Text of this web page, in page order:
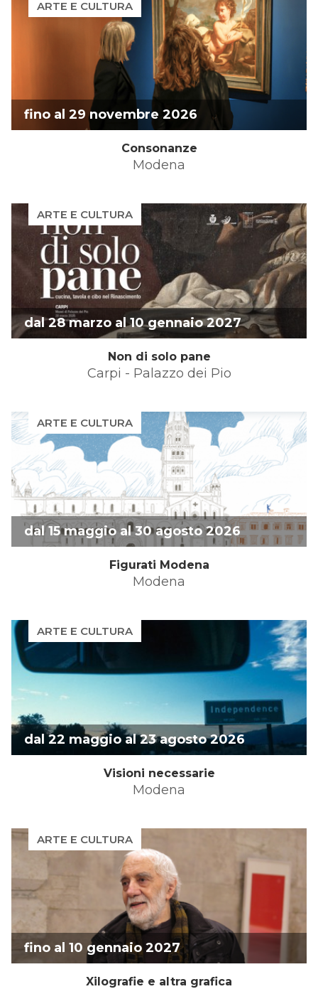
ARTE E CULTURA
fino al 29 novembre 2026
Consonanze
Modena
ARTE E CULTURA
dal 28 marzo al 10 gennaio 2027
Non di solo pane
Carpi - Palazzo dei Pio
ARTE E CULTURA
dal 15 maggio al 30 agosto 2026
Figurati Modena
Modena
ARTE E CULTURA
dal 22 maggio al 23 agosto 2026
Visioni necessarie
Modena
ARTE E CULTURA
fino al 10 gennaio 2027
Xilografie e altra grafica